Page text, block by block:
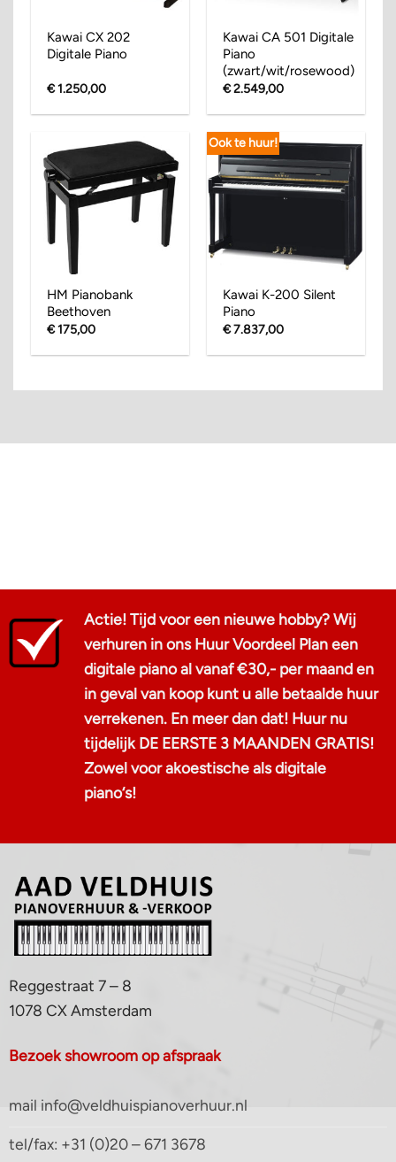
Kawai CX 202
Digitale Piano
€1.250,00
Kawai CA 501 Digitale
Piano
(zwart/wit/rosewood)
€2.549,00
HM Pianobank
Beethoven
€175,00
Ook te huur!
Kawai K-200 Silent
Piano
€7.837,00
Actie! Tijd voor een nieuwe hobby? Wij
verhuren in ons Huur Voordeel Plan een
digitale piano al vanaf €30,- per maand en
in geval van koop kunt u alle betaalde huur
verrekenen. En meer dan dat! Huur nu
tijdelijk DE EERSTE 3 MAANDEN GRATIS!
Zowel voor akoestische als digitale
piano‘s!
Reggestraat 7 – 8
1078 CX Amsterdam
Bezoek showroom op afspraak
mail info@veldhuispianoverhuur.nl
tel/fax: +31 (0)20 – 671 3678